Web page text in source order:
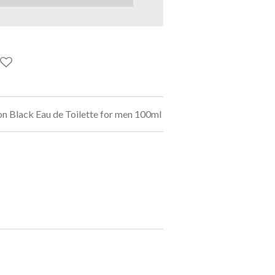
Black Eau de Toilette for men 100ml